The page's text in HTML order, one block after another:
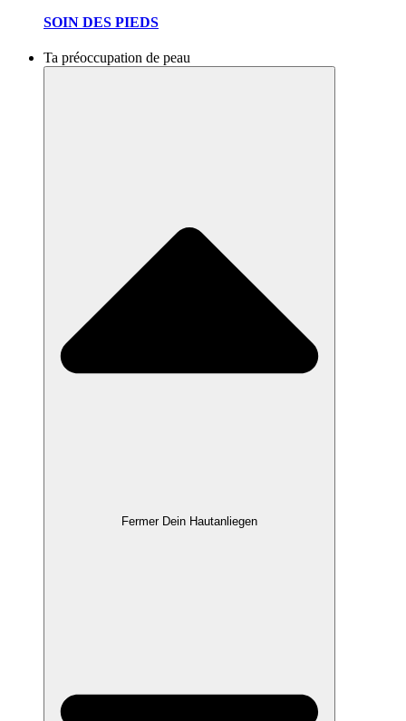
SOIN DES PIEDS
Ta préoccupation de peau
Fermer Dein Hautanliegen